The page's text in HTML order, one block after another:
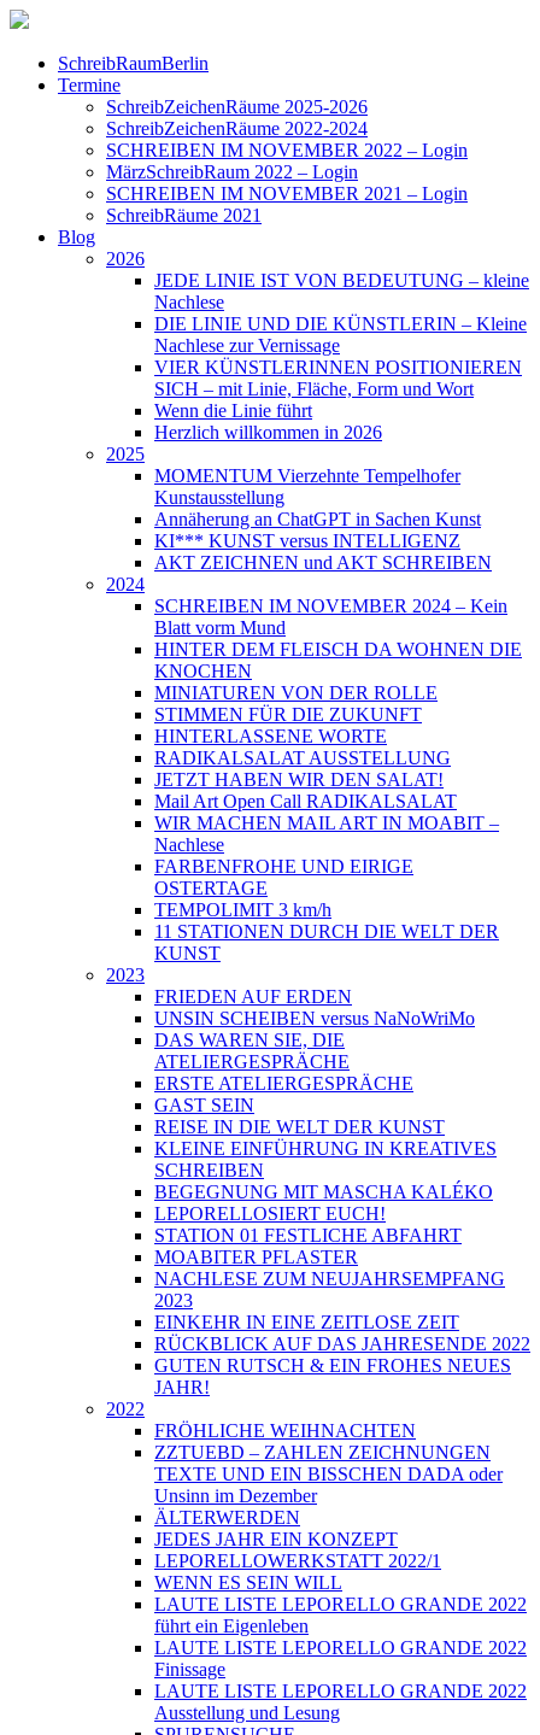
SchreibRaumBerlin
Termine
SchreibZeichenRäume 2025-2026
SchreibZeichenRäume 2022-2024
SCHREIBEN IM NOVEMBER 2022 – Login
MärzSchreibRaum 2022 – Login
SCHREIBEN IM NOVEMBER 2021 – Login
SchreibRäume 2021
Blog
2026
JEDE LINIE IST VON BEDEUTUNG – kleine
Nachlese
DIE LINIE UND DIE KÜNSTLERIN – Kleine
Nachlese zur Vernissage
VIER KÜNSTLERINNEN POSITIONIEREN
SICH – mit Linie, Fläche, Form und Wort
Wenn die Linie führt
Herzlich willkommen in 2026
2025
MOMENTUM Vierzehnte Tempelhofer
Kunstausstellung
Annäherung an ChatGPT in Sachen Kunst
KI*** KUNST versus INTELLIGENZ
AKT ZEICHNEN und AKT SCHREIBEN
2024
SCHREIBEN IM NOVEMBER 2024 – Kein
Blatt vorm Mund
HINTER DEM FLEISCH DA WOHNEN DIE
KNOCHEN
MINIATUREN VON DER ROLLE
STIMMEN FÜR DIE ZUKUNFT
HINTERLASSENE WORTE
RADIKALSALAT AUSSTELLUNG
JETZT HABEN WIR DEN SALAT!
Mail Art Open Call RADIKALSALAT
WIR MACHEN MAIL ART IN MOABIT –
Nachlese
FARBENFROHE UND EIRIGE
OSTERTAGE
TEMPOLIMIT 3 km/h
11 STATIONEN DURCH DIE WELT DER
KUNST
2023
FRIEDEN AUF ERDEN
UNSIN SCHEIBEN versus NaNoWriMo
DAS WAREN SIE, DIE
ATELIERGESPRÄCHE
ERSTE ATELIERGESPRÄCHE
GAST SEIN
REISE IN DIE WELT DER KUNST
KLEINE EINFÜHRUNG IN KREATIVES
SCHREIBEN
BEGEGNUNG MIT MASCHA KALÉKO
LEPORELLOSIERT EUCH!
STATION 01 FESTLICHE ABFAHRT
MOABITER PFLASTER
NACHLESE ZUM NEUJAHRSEMPFANG
2023
EINKEHR IN EINE ZEITLOSE ZEIT
RÜCKBLICK AUF DAS JAHRESENDE 2022
GUTEN RUTSCH & EIN FROHES NEUES
JAHR!
2022
FRÖHLICHE WEIHNACHTEN
ZZTUEBD – ZAHLEN ZEICHNUNGEN
TEXTE UND EIN BISSCHEN DADA oder
Unsinn im Dezember
ÄLTERWERDEN
JEDES JAHR EIN KONZEPT
LEPORELLOWERKSTATT 2022/1
WENN ES SEIN WILL
LAUTE LISTE LEPORELLO GRANDE 2022
führt ein Eigenleben
LAUTE LISTE LEPORELLO GRANDE 2022
Finissage
LAUTE LISTE LEPORELLO GRANDE 2022
Ausstellung und Lesung